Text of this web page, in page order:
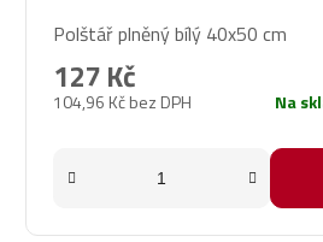
hodnocení
produktu
je
Polštář plněný bílý 40x50 cm
104,96 Kč bez DPH
127 Kč
Na